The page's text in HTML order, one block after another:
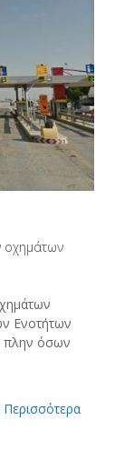
οχημάτων
Ενοτήτων
πλην όσων
Περισσότερα